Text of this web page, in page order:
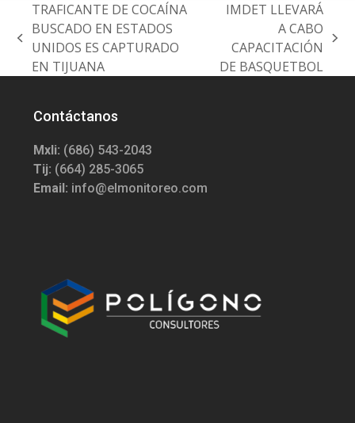
previous
post:
TRAFICANTE DE COCAÍNA
BUSCADO EN ESTADOS
UNIDOS ES CAPTURADO
EN TIJUANA
next
post:
IMDET LLEVARÁ
A CABO
CAPACITACIÓN
DE BASQUETBOL
Contáctanos
Mxli: (686) 543-2043
Tij: (664) 285-3065
Email: info@elmonitoreo.com